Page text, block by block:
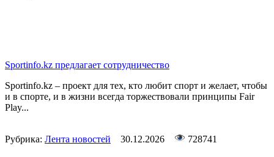
Sportinfo.kz предлагает сотрудничество
Sportinfo.kz – проект для тех, кто любит спорт и желает, чтобы
и в спорте, и в жизни всегда торжествовали принципы Fair
Play...
Рубрика: Лента новостей 30.12.2026 728741